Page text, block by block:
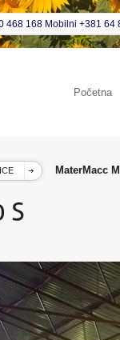
468 168 Mobilni +381 64
Početna
MaterMacc